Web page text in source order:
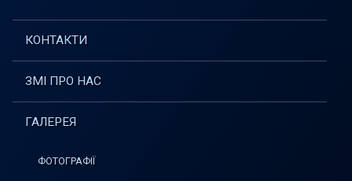
КОНТАКТИ
ЗМІ ПРО НАС
ГАЛЕРЕЯ
ФОТОГРАФІЇ